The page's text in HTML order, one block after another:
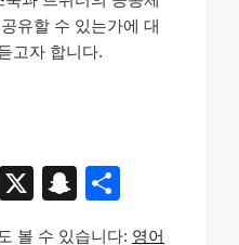
유할 수 있는가에 대
고자 합니다.
W
X
S
볼 수 있습니다: 영어